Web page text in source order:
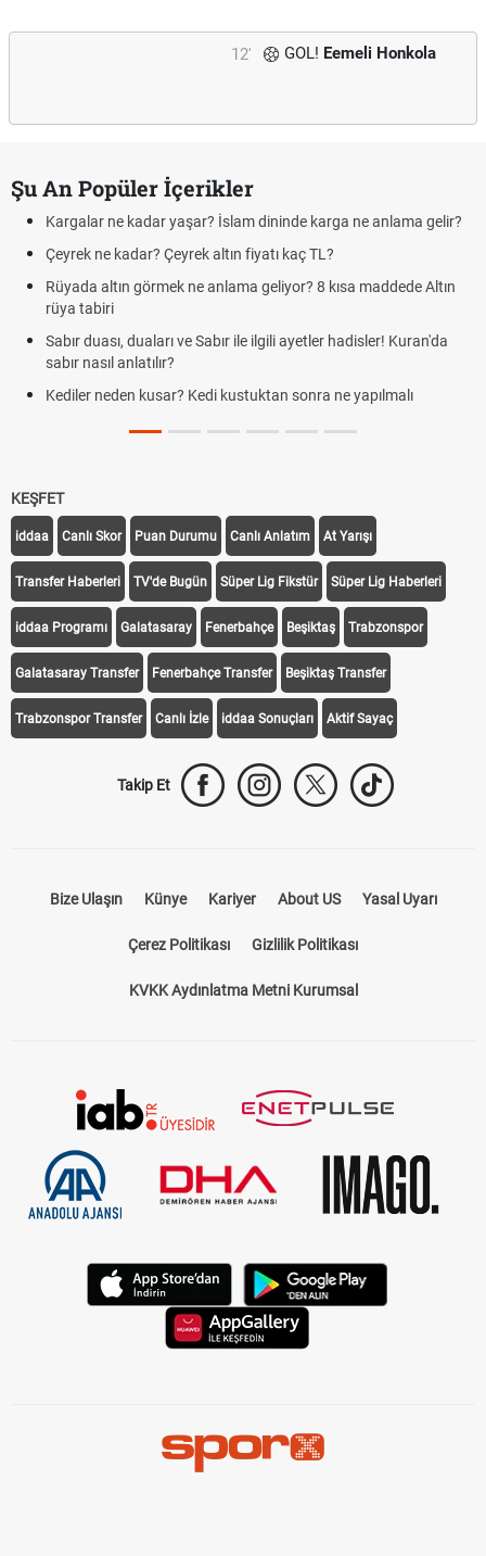
12' GOL! Eemeli Honkola
Şu An Popüler İçerikler
Kargalar ne kadar yaşar? İslam dininde karga ne anlama gelir?
Çeyrek ne kadar? Çeyrek altın fiyatı kaç TL?
Rüyada altın görmek ne anlama geliyor? 8 kısa maddede Altın
rüya tabiri
Sabır duası, duaları ve Sabır ile ilgili ayetler hadisler! Kuran'da
sabır nasıl anlatılır?
Kediler neden kusar? Kedi kustuktan sonra ne yapılmalı
KEŞFET
iddaa Canlı Skor Puan Durumu Canlı Anlatım At Yarışı
Transfer Haberleri TV'de Bugün Süper Lig Fikstür Süper Lig Haberleri
iddaa Programı Galatasaray Fenerbahçe Beşiktaş Trabzonspor
Galatasaray Transfer Fenerbahçe Transfer Beşiktaş Transfer
Trabzonspor Transfer Canlı İzle iddaa Sonuçları Aktif Sayaç
Takip Et
Bize Ulaşın Künye Kariyer About US Yasal Uyarı
Çerez Politikası Gizlilik Politikası
KVKK Aydınlatma Metni Kurumsal